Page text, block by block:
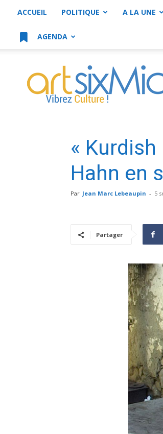
ACCUEIL POLITIQUE A LA UNE
AGENDA
artsixMic
«
Hahn en
Par Jean Marc Lebeaupin - 5
Partager